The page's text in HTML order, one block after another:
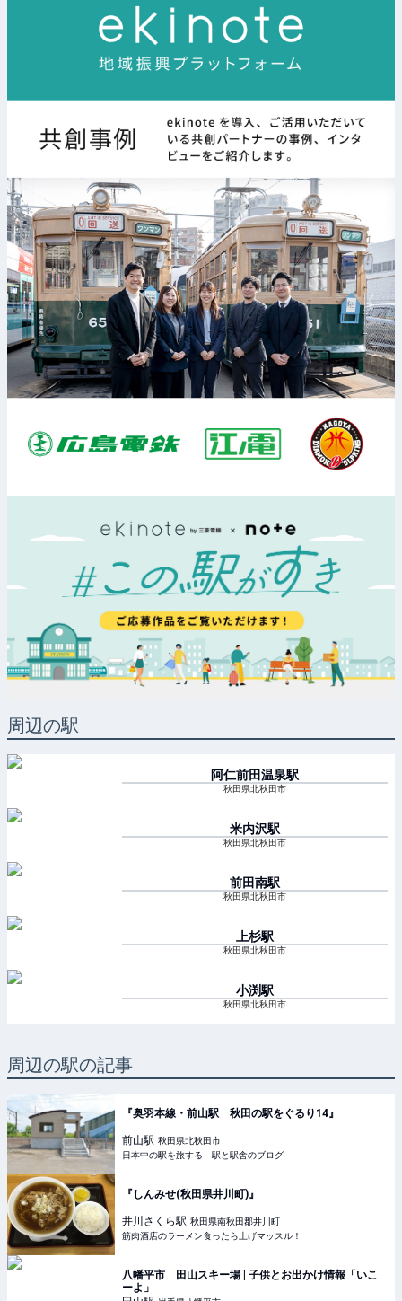
周辺の駅
阿仁前田温泉駅
秋田県北秋田市
米内沢駅
秋田県北秋田市
前田南駅
秋田県北秋田市
上杉駅
秋田県北秋田市
小渕駅
秋田県北秋田市
周辺の駅の記事
『奥羽本線・前山駅 秋田の駅をぐるり14』
前山駅 秋田県北秋田市
日本中の駅を旅する 駅と駅舎のブログ
『しんみせ(秋田県井川町)』
井川さくら駅 秋田県南秋田郡井川町
筋肉酒店のラーメン食ったら上げマッスル！
八幡平市 田山スキー場 | 子供とお出かけ情報「いこ
ーよ」